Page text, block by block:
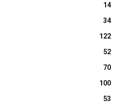
14
34
122
52
70
100
53